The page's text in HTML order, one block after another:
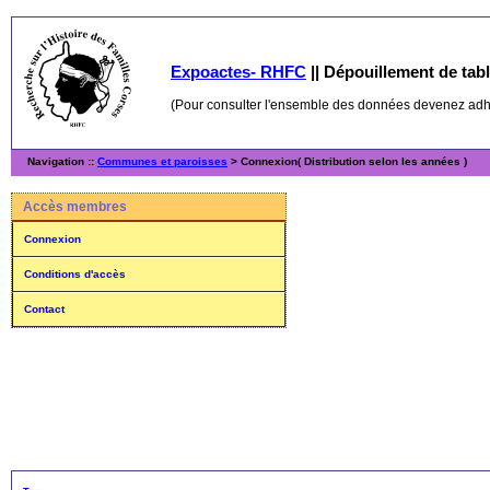
Expoactes- RHFC || Dépouillement de
(Pour consulter l'ensemble des données devenez
Navigation :: Communes et paroisses > Connexion( Distribution selon les années )
Accès membres
Connexion
Conditions d'accès
Contact